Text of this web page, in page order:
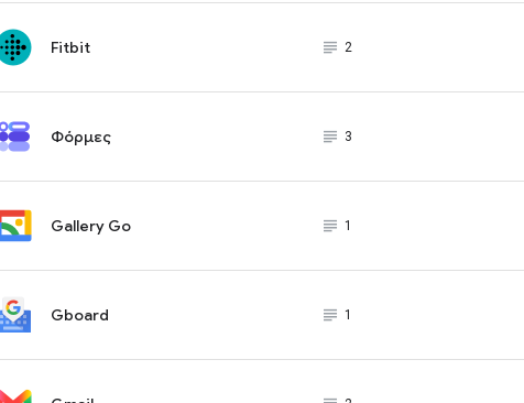
Fitbit subject_black
2
Φόρμες subject_black
3
Gallery Go subject_black
1
Gboard subject_black
1